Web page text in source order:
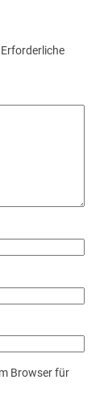
Erforderliche
Browser für